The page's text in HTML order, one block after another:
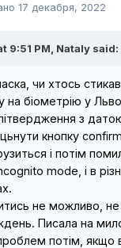
17 декабря, 2022
9:51 PM, Nataly said:
чи хтось
біометрію у
з
кнопку
і потім
mode, і в
не можливо, не
Писала на
потім, якщо